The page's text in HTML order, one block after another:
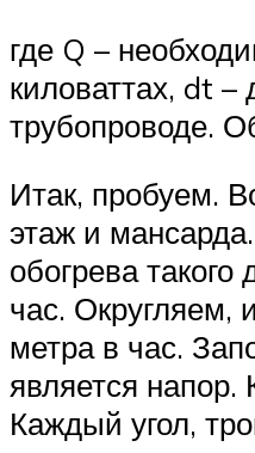
где Q –
киловаттах, dt
трубопроводе.
Итак, пробуем.
этаж и
обогрева
час. Округляем,
метра в час.
является
Каждый угол,